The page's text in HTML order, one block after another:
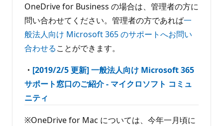
OneDrive for Business の場合は、管理者の方に
問い合わせてください。管理者の方であれば一
般法人向け Microsoft 365 のサポートへお問い
合わせることができます。
・ [2019/2/5 更新] 一般法人向け Microsoft 365
サポート窓口のご紹介 - マイクロソフト コミュ
ニティ
※OneDrive for Mac については、今年一月頃に